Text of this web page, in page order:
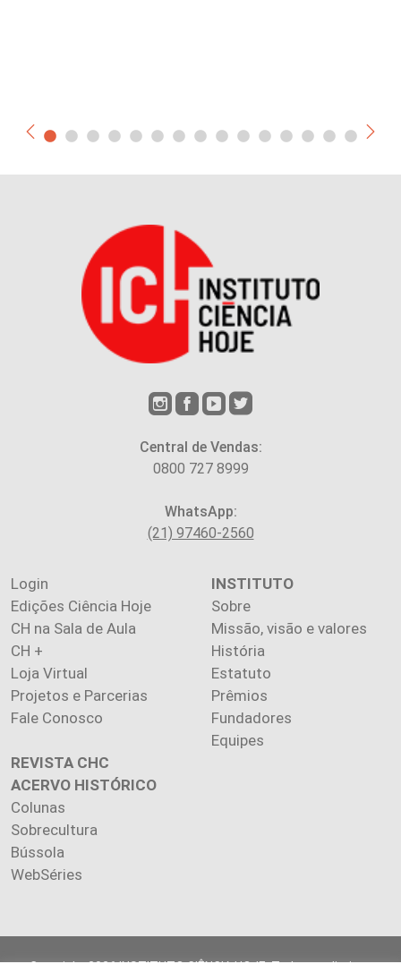
Central de Vendas:
0800 727 8999
WhatsApp:
(21) 97460-2560
Login
Edições Ciência Hoje
CH na Sala de Aula
CH +
Loja Virtual
Projetos e Parcerias
Fale Conosco
INSTITUTO
Sobre
Missão, visão e valores
História
Estatuto
Prêmios
Fundadores
Equipes
REVISTA CHC
ACERVO HISTÓRICO
Colunas
Sobrecultura
Bússola
WebSéries